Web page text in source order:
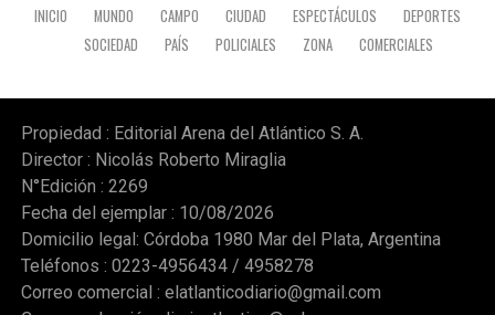
INICIO MUNDO CAMPO CIUDAD ESPECTÁCULOS
DEPORTES
SOCIEDAD
PAÍS POLICIALES ZONA COMERCIALES
Propiedad : Editorial Arena del Atlántico S. A.
Director : Nicolás Roberto Miraglia
N°Edición : 2269
Fecha del ejemplar : 10/08/2026
Domicilio legal: Córdoba 1980 Mar del Plata, Argentina
Teléfonos : 0223-4956434 / 4958278
Correo comercial : elatlanticodiario@gmail.com